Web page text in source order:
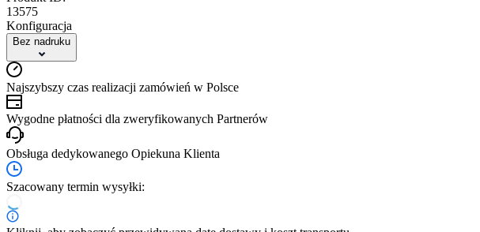
13575
Konfiguracja
Bez nadruku
Najszybszy czas realizacji zamówień w Polsce
Wygodne płatności dla zweryfikowanych Partnerów
Obsługa dedykowanego Opiekuna Klienta
Szacowany termin wysyłki: